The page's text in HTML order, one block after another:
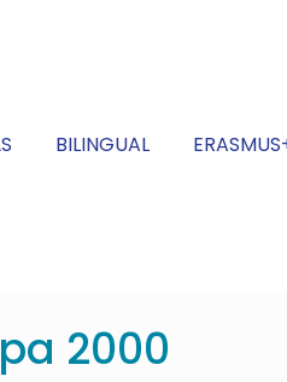
BILINGUAL
2000